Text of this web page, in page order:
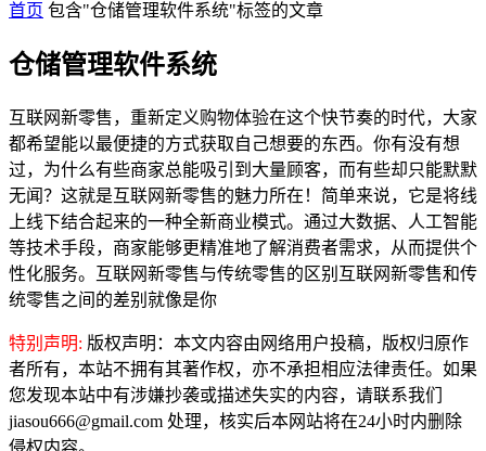
首页 包含"仓储管理软件系统"标签的文章
仓储管理软件系统
互联网新零售，重新定义购物体验在这个快节奏的时代，大家
都希望能以最便捷的方式获取自己想要的东西。你有没有想
过，为什么有些商家总能吸引到大量顾客，而有些却只能默默
无闻？这就是互联网新零售的魅力所在！简单来说，它是将线
上线下结合起来的一种全新商业模式。通过大数据、人工智能
等技术手段，商家能够更精准地了解消费者需求，从而提供个
性化服务。互联网新零售与传统零售的区别互联网新零售和传
统零售之间的差别就像是你
特别声明: 版权声明：本文内容由网络用户投稿，版权归原作
者所有，本站不拥有其著作权，亦不承担相应法律责任。如果
您发现本站中有涉嫌抄袭或描述失实的内容，请联系我们
jiasou666@gmail.com 处理，核实后本网站将在24小时内删除
侵权内容。